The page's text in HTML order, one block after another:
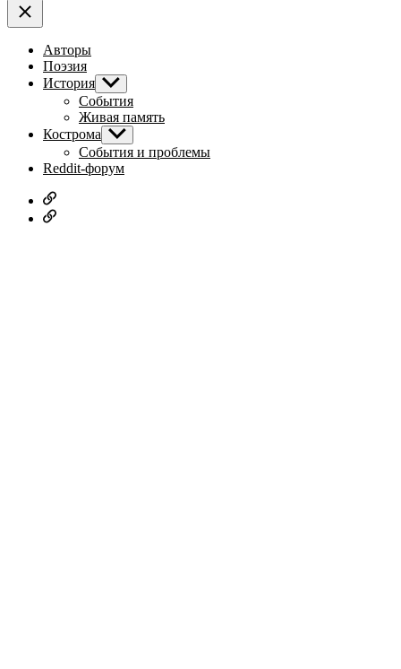
Авторы
Поэзия
История Показывать
подменю
События
Живая память
Кострома Показывать
подменю
События и проблемы
Reddit-форум
Русское
дворянство
Наши